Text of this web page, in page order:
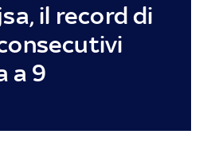
il record di
a 9